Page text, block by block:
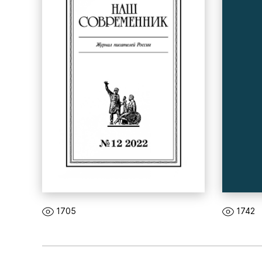
1705 1742